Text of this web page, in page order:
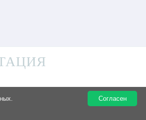
Согласен